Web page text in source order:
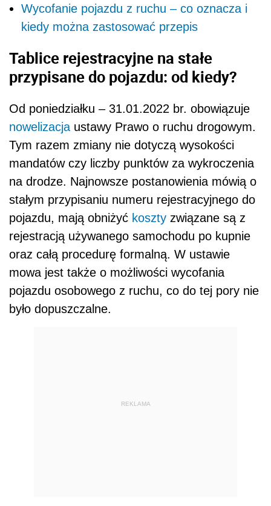
Wycofanie pojazdu z ruchu – co oznacza i
kiedy można zastosować przepis
Tablice rejestracyjne na stałe
przypisane do pojazdu: od kiedy?
Od poniedziałku – 31.01.2022 br. obowiązuje
nowelizacja ustawy Prawo o ruchu drogowym.
Tym razem zmiany nie dotyczą wysokości
mandatów czy liczby punktów za wykroczenia
na drodze. Najnowsze postanowienia mówią o
stałym przypisaniu numeru rejestracyjnego do
pojazdu, mają obniżyć koszty związane są z
rejestracją używanego samochodu po kupnie
oraz całą procedurę formalną. W ustawie
mowa jest także o możliwości wycofania
pojazdu osobowego z ruchu, co do tej pory nie
było dopuszczalne.
REKLAMA